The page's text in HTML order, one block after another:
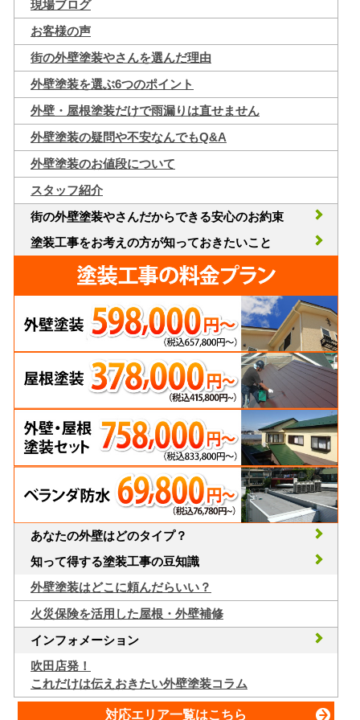
現場ブログ
お客様の声
街の外壁塗装やさんを選んだ理由
外壁塗装を選ぶ6つのポイント
外壁・屋根塗装だけで雨漏りは直せません
外壁塗装の疑問や不安なんでもQ&A
外壁塗装のお値段について
スタッフ紹介
街の外壁塗装やさんだからできる安心のお約束
塗装工事をお考えの方が知っておきたいこと
あなたの外壁はどのタイプ？
知って得する塗装工事の豆知識
外壁塗装はどこに頼んだらいい？
火災保険を活用した屋根・外壁補修
インフォメーション
吹田店発！
これだけは伝えおきたい外壁塗装コラム
対応エリア一覧はこちら